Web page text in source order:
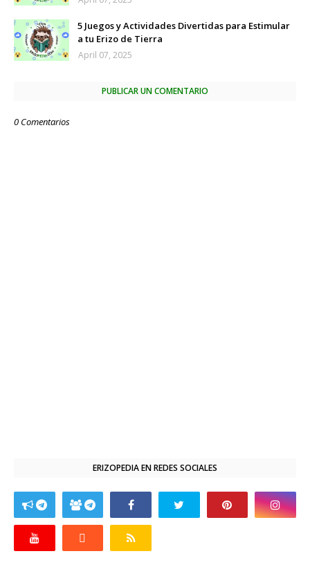
5 Juegos y Actividades Divertidas para Estimular
a tu Erizo de Tierra
April 07, 2025
PUBLICAR UN COMENTARIO
0 Comentarios
ERIZOPEDIA EN REDES SOCIALES